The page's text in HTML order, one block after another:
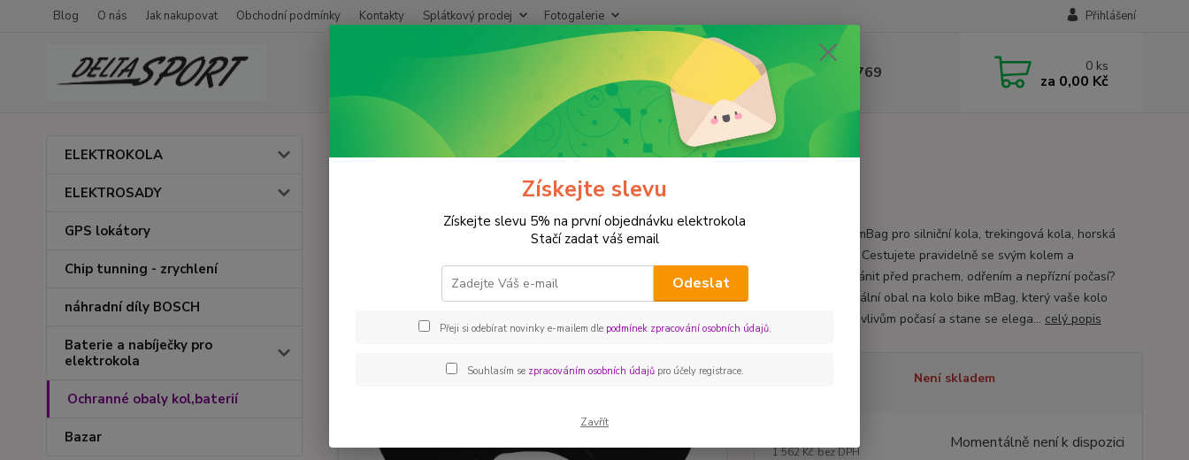
Blog O nás Jak nakupovat Obchodní podmínky Kontakty Splátkový prodej Fotogalerie Přihlášení
+420 604 780 769 0 ks
za 0,00 Kč
ELEKTROKOLA
ELEKTROSADY
GPS lokátory
Chip tunning - zrychlení
náhradní díly BOSCH
Baterie a nabíječky pro
elektrokola
Ochranné obaly kol,baterií
Bazar
Ochranné obaly kol,baterií obal na elektrokolo bike Mbag
obal na elektrokolo bike Mbag
Obal na kolo bike mBag pro silniční kola, trekingová kola, horská
kola a elektrokola. Cestujete pravidelně se svým kolem a
potřebujete ho chránit před prachem, odřením a nepřízní počasí?
Vyvinuli jsme speciální obal na kolo bike mBag, který vaše kolo
ochrání proti všem vlivům počasí a stane se elega... celý popis
Není skladem
1 562 Kč bez DPH Momentálně není k dispozici
Získejte slevu
Získejte slevu 5% na první objednávku elektrokola
Stačí zadat váš email
Odeslat
Přeji si odebírat novinky e-mailem dle podmínek zpracování osobních údajů.
Souhlasím se zpracováním osobních údajůpro účely registrace.
Zavřít